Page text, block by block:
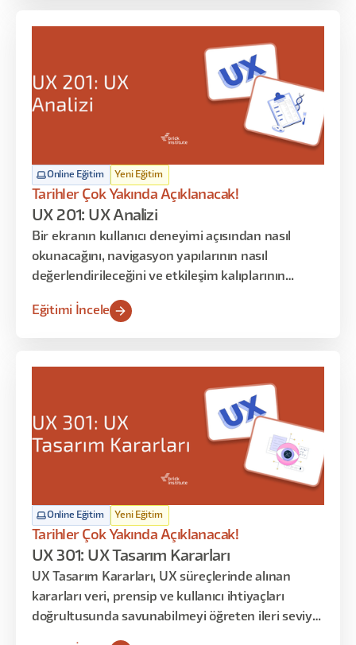
Online Eğitim Yeni Eğitim
Tarihler Çok Yakında Açıklanacak!
UX 201: UX Analizi
Bir ekranın kullanıcı deneyimi açısından nasıl
okunacağını, navigasyon yapılarının nasıl
değerlendirileceğini ve etkileşim kalıplarının
öğrenirsiniz. Bu programın amacı tasarım
Eğitimi İncele
Online Eğitim Yeni Eğitim
Tarihler Çok Yakında Açıklanacak!
UX 301: UX Tasarım Kararları
UX Tasarım Kararları, UX süreçlerinde alınan
kararları veri, prensip ve kullanıcı ihtiyaçları
doğrultusunda savunabilmeyi öğreten ileri seviye